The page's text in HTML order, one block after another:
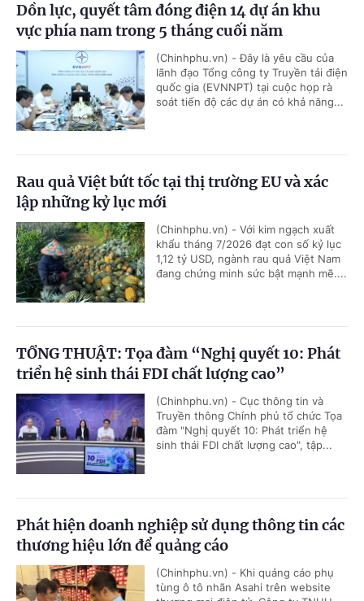
Dồn lực, quyết tâm đóng điện 14 dự án khu
vực phía nam trong 5 tháng cuối năm
(Chinhphu.vn) - Đây là yêu cầu của
lãnh đạo Tổng công ty Truyền tải điện
quốc gia (EVNNPT) tại cuộc họp rà
soát tiến độ các dự án có khả năng...
Rau quả Việt bứt tốc tại thị trường EU và xác
lập những kỷ lục mới
(Chinhphu.vn) - Với kim ngạch xuất
khẩu tháng 7/2026 đạt con số kỷ lục
1,12 tỷ USD, ngành rau quả Việt Nam
đang chứng minh sức bật mạnh mẽ....
TỔNG THUẬT: Tọa đàm “Nghị quyết 10: Phát
triển hệ sinh thái FDI chất lượng cao”
(Chinhphu.vn) - Cục thông tin và
Truyền thông Chính phủ tổ chức Tọa
đàm "Nghị quyết 10: Phát triển hệ
sinh thái FDI chất lượng cao", tập...
Phát hiện doanh nghiệp sử dụng thông tin các
thương hiệu lớn để quảng cáo
(Chinhphu.vn) - Khi quảng cáo phụ
tùng ô tô nhãn Asahi trên website